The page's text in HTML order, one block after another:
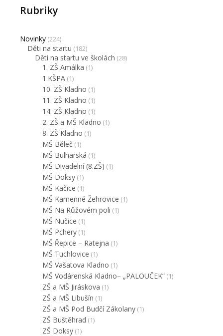
Rubriky
Novinky (224)
Děti na startu (182)
Děti na startu ve školách (28)
1. ZŠ Amálka (1)
1.KŠPA (1)
10. ZŠ Kladno (1)
11. ZŠ Kladno (1)
14. ZŠ Kladno (1)
2. ZŠ a MŠ Kladno (1)
8. ZŠ Kladno (1)
MŠ Běleč (1)
MŠ Bulharská (1)
MŠ Divadelní (8.ZŠ) (1)
MŠ Doksy (1)
MŠ Kačice (1)
MŠ Kamenné Žehrovice (1)
MŠ Na Růžovém poli (1)
MŠ Nučice (1)
MŠ Pchery (1)
MŠ Řepice – Ratejna (1)
MŠ Tuchlovice (1)
MŠ Vašatova Kladno (1)
MŠ Vodárenská Kladno– „PALOUČEK“ (1)
ZŠ a MŠ Jiráskova (1)
ZŠ a MŠ Libušín (1)
ZŠ a MŠ Pod Budčí Zákolany (1)
ZŠ Buštěhrad (1)
ZŠ Doksy (1)